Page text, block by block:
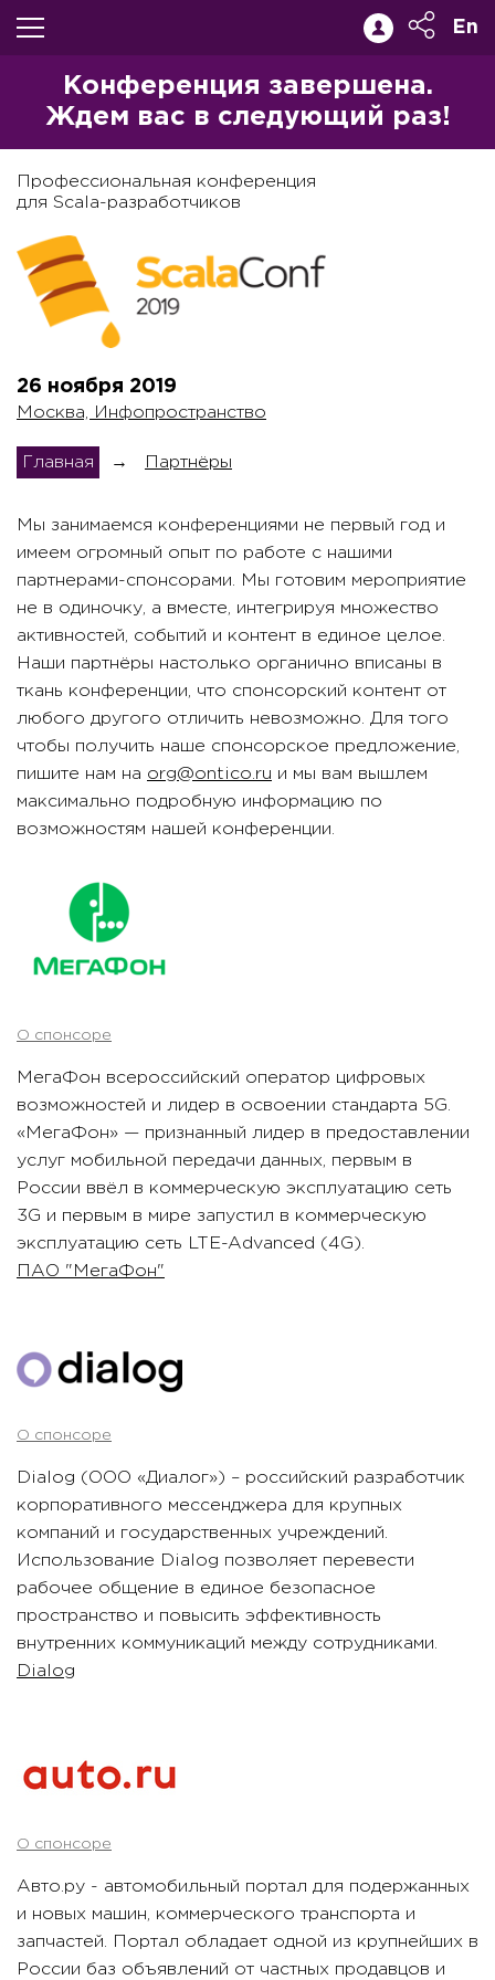
En
Конференция завершена.
Ждем вас в следующий раз!
Профессиональная конференция
для Scala-разработчиков
26 ноября 2019
Москва, Инфопространство
Главная → Партнёры
Мы занимаемся конференциями не первый год и
имеем огромный опыт по работе с нашими
партнерами-спонсорами. Мы готовим мероприятие
не в одиночку, а вместе, интегрируя множество
активностей, событий и контент в единое целое.
Наши партнёры настолько органично вписаны в
ткань конференции, что спонсорский контент от
любого другого отличить невозможно. Для того
чтобы получить наше спонсорское предложение,
пишите нам на org@ontico.ru и мы вам вышлем
максимально подробную информацию по
возможностям нашей конференции.
О спонсоре
МегаФон всероссийский оператор цифровых
возможностей и лидер в освоении стандарта 5G.
«МегаФон» — признанный лидер в предоставлении
услуг мобильной передачи данных, первым в
России ввёл в коммерческую эксплуатацию сеть
3G и первым в мире запустил в коммерческую
эксплуатацию сеть LTE-Advanced (4G).
ПАО "МегаФон"
О спонсоре
Dialog (ООО «Диалог») – российский разработчик
корпоративного мессенджера для крупных
компаний и государственных учреждений.
Использование Dialog позволяет перевести
рабочее общение в единое безопасное
пространство и повысить эффективность
внутренних коммуникаций между сотрудниками.
Dialog
О спонсоре
Авто.ру - автомобильный портал для подержанных
и новых машин, коммерческого транспорта и
запчастей. Портал обладает одной из крупнейших в
России баз объявлений от частных продавцов и